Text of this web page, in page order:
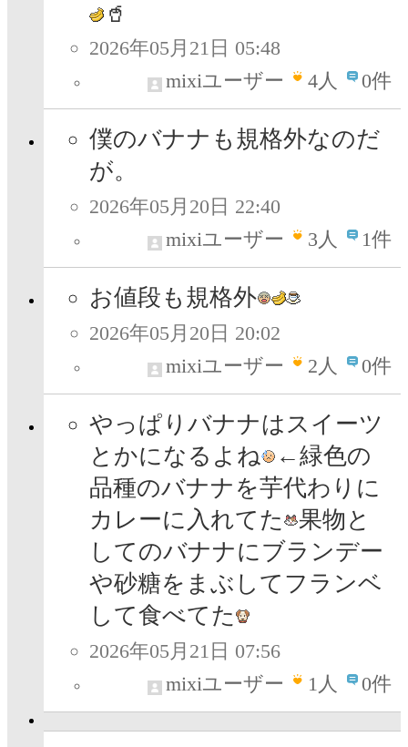
🥤
2026年05月21日 05:48
mixiユーザー
4人 0件
僕のバナナも規格外なのだ
が。
2026年05月20日 22:40
mixiユーザー
3人 1件
お値段も規格外
2026年05月20日 20:02
mixiユーザー
2人 0件
やっぱりバナナはスイーツ
とかになるよね
←緑色の
品種のバナナを芋代わりに
カレーに入れてた
果物と
してのバナナにブランデー
や砂糖をまぶしてフランベ
して食べてた
2026年05月21日 07:56
mixiユーザー
1人 0件